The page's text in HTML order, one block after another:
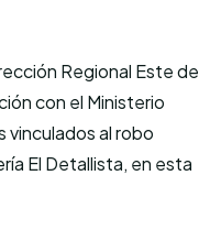
Regional Este de
con el Ministerio
vinculados al robo
El Detallista, en esta